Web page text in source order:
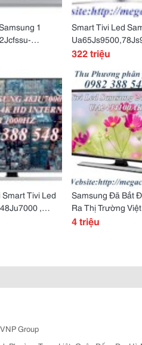
1
Rẻ Nhất Thị
Smart Tivi Led
Màn Hình Cong
322 triệu
Smart Tivi Led
,
Giá
Samsung Đã Bắt
Ra Thị Trường
Dòng Tv 2015 Là
4 triệu
Group